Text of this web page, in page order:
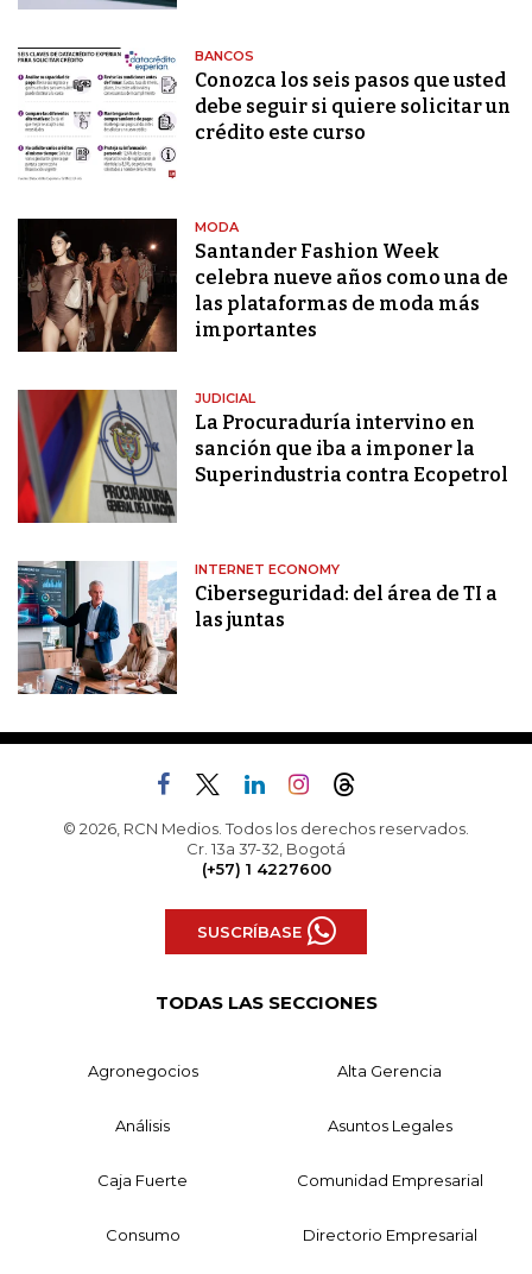
BANCOS
Conozca los seis pasos que usted
debe seguir si quiere solicitar un
crédito este curso
MODA
Santander Fashion Week
celebra nueve años como una de
las plataformas de moda más
importantes
JUDICIAL
La Procuraduría intervino en
sanción que iba a imponer la
Superindustria contra Ecopetrol
INTERNET ECONOMY
Ciberseguridad: del área de TI a
las juntas
© 2026, RCN Medios. Todos los derechos reservados.
Cr. 13a 37-32, Bogotá
(+57) 1 4227600
SUSCRÍBASE
TODAS LAS SECCIONES
Agronegocios Alta Gerencia
Análisis Asuntos Legales
Caja Fuerte Comunidad Empresarial
Consumo Directorio Empresarial